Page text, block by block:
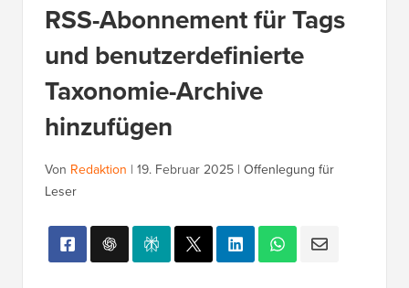
RSS-Abonnement für Tags
und benutzerdefinierte
Taxonomie-Archive
hinzufügen
Von Redaktion | 19. Februar 2025 | Offenlegung für
Leser